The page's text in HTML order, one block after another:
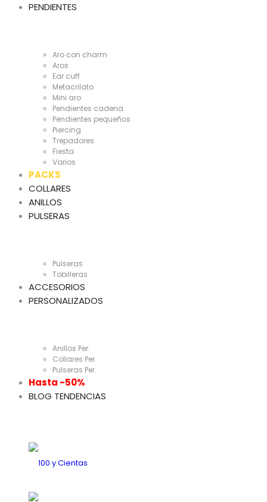
Cientas
PENDIENTES
Aro con charm
Aros
Ear cuff
Metacrilato
Mini aro
Pendientes cadena
Pendientes pequeños
Piercing
Trepadores
Fiesta
Varios
PACKS
COLLARES
ANILLOS
PULSERAS
Pulseras
Tobilleras
ACCESORIOS
PERSONALIZADOS
Anillos Per.
Collares Per.
Pulseras Per.
Hasta -50%
BLOG TENDENCIAS